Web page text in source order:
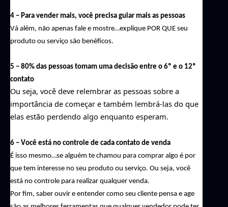
4 – Para vender mais, você precisa guiar mais as pessoas
Vá além, não apenas fale e mostre…explique POR QUE seu
produto ou serviço são benéficos.
5 – 80% das pessoas tomam uma decisão entre o 6º e o 12º
contato
Ou seja, você deve relembrar as pessoas sobre a
importância de começar e também lembrá-las do que
elas estão perdendo algo enquanto esperam.
6 – Você está no controle de cada contato de venda
É isso mesmo…se alguém te chamou para comprar algo é por
que tem interesse no seu produto ou serviço. Ou seja, você
está no controle para realizar qualquer venda.
Por fim, saber ouvir e entender como seu cliente pensa e age